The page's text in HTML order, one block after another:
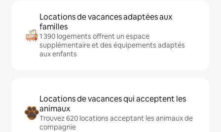
Locations de vacances adaptées aux
familles
1 390 logements offrent un espace
supplémentaire et des équipements adaptés
aux enfants
Locations de vacances qui acceptent les
animaux
Trouvez 620 locations acceptant les animaux de
compagnie